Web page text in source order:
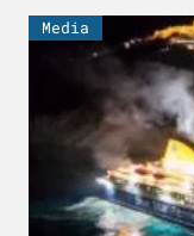
Media